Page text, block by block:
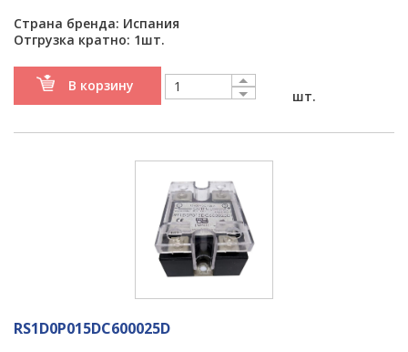
Страна бренда: Испания
Отгрузка кратно: 1шт.
В корзину
шт.
RS1D0P015DC600025D